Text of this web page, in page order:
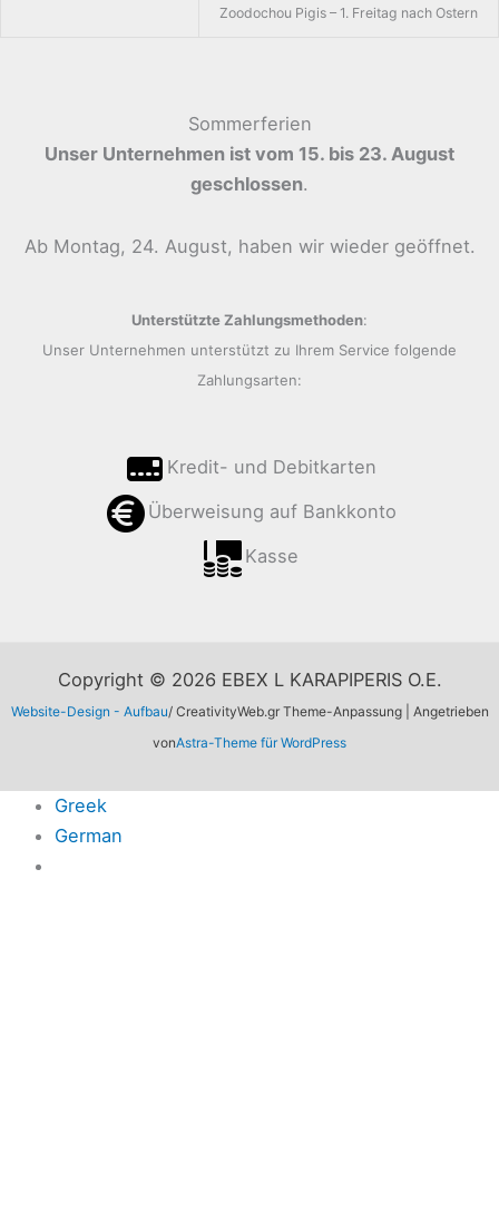
Zoodochou Pigis – 1. Freitag nach Ostern
Sommerferien
Unser Unternehmen ist vom 15. bis 23. August
geschlossen.
Ab Montag, 24. August, haben wir wieder geöffnet.
Unterstützte Zahlungsmethoden:
Unser Unternehmen unterstützt zu Ihrem Service folgende
Zahlungsarten:
Kredit- und Debitkarten
Überweisung auf Bankkonto
Kasse
Copyright © 2026 EBEX L KARAPIPERIS O.E.
Website-Design - Aufbau/ CreativityWeb.gr Theme-Anpassung | Angetrieben
vonAstra-Theme für WordPress
Greek
German